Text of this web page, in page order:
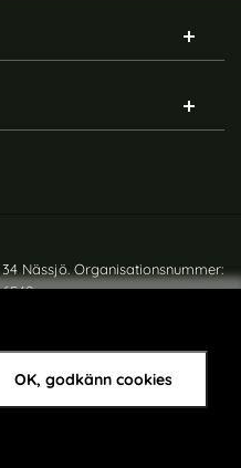
OK, godkänn cookies
länkar
Nässjö. Organisationsnummer:
6540